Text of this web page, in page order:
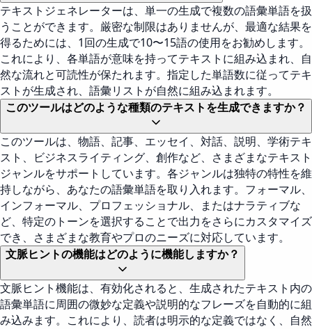
テキストジェネレーターは、単一の生成で複数の語彙単語を扱
うことができます。厳密な制限はありませんが、最適な結果を
得るためには、1回の生成で10〜15語の使用をお勧めします。
これにより、各単語が意味を持ってテキストに組み込まれ、自
然な流れと可読性が保たれます。指定した単語数に従ってテキ
ストが生成され、語彙リストが自然に組み込まれます。
このツールはどのような種類のテキストを生成できますか？
このツールは、物語、記事、エッセイ、対話、説明、学術テキ
スト、ビジネスライティング、創作など、さまざまなテキスト
ジャンルをサポートしています。各ジャンルは独特の特性を維
持しながら、あなたの語彙単語を取り入れます。フォーマル、
インフォーマル、プロフェッショナル、またはナラティブな
ど、特定のトーンを選択することで出力をさらにカスタマイズ
でき、さまざまな教育やプロのニーズに対応しています。
文脈ヒントの機能はどのように機能しますか？
文脈ヒント機能は、有効化されると、生成されたテキスト内の
語彙単語に周囲の微妙な定義や説明的なフレーズを自動的に組
み込みます。これにより、読者は明示的な定義ではなく、自然